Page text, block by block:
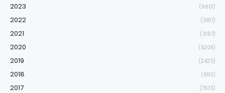
2023 (6601)
2022 (3197)
2021 (3167)
2020 (5209)
2019 (2423)
2018 (6110)
2017 (7573)